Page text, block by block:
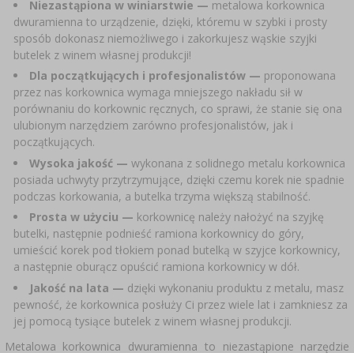
PEKLE, MARYNATY I ZIOŁA ›
KULTURY BAKTERII
LITERATURA WĘDLINIARSTWO
AROMATY DYMU WĘDZARNICZEGO
MIERNIKI, WSKAŹNIKI ›
GĄSIORY ›
REGAŁY
AROMATYZACJA ›
LITERATURA
BADANIA WINA
ETYKIETY
SUBSTANCJE DODATKOWE
ETYKIETY
BADANIA ALKOHOLU
LITERATURA
GADŻETY DOMOWE
MOTORYZACJA
​Niezastąpiona w winiarstwie — metalowa korkownica
dwuramienna to urządzenie, dzięki, któremu w szybki i prosty
sposób dokonasz niemożliwego i zakorkujesz wąskie szyjki
butelek z winem własnej produkcji!
Dla początkujących i profesjonalistów — proponowana
przez nas korkownica wymaga mniejszego nakładu sił w
porównaniu do korkownic ręcznych, co sprawi, że stanie się ona
ulubionym narzędziem zarówno profesjonalistów, jak i
początkujących.​
Wysoka jakość — wykonana z solidnego metalu korkownica
posiada uchwyty przytrzymujące, dzięki czemu korek nie spadnie
podczas korkowania, a butelka trzyma większą stabilność.
Prosta w użyciu — korkownicę należy nałożyć na szyjkę
butelki, następnie podnieść ramiona korkownicy do góry,
umieścić korek pod tłokiem ponad butelką w szyjce korkownicy,
a następnie oburącz opuścić ramiona korkownicy w dół.
Jakość na lata — dzięki wykonaniu produktu z metalu, masz
pewność, że korkownica posłuży Ci przez wiele lat i zamkniesz za
jej pomocą tysiące butelek z winem własnej produkcji.
Metalowa korkownica dwuramienna to niezastąpione narzędzie